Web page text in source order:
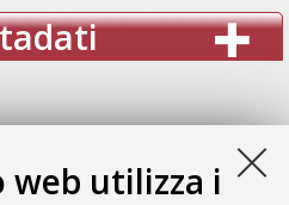
web utilizza i